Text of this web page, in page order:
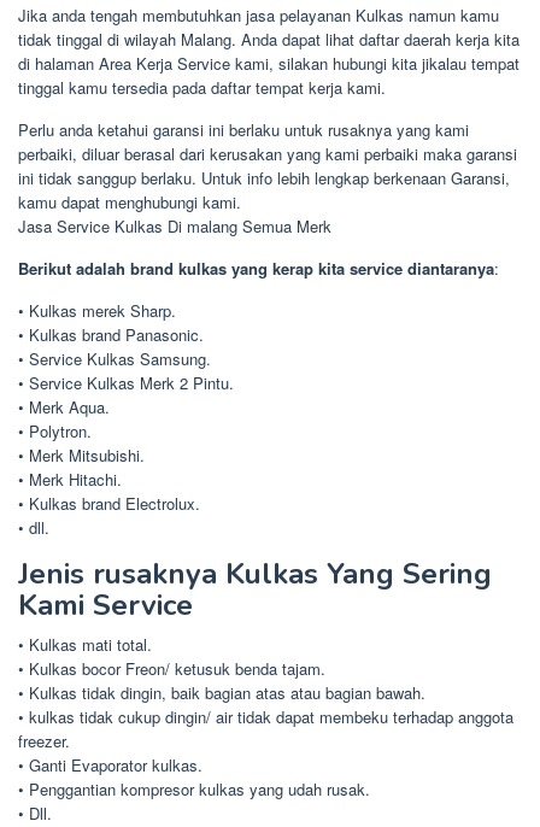
Jika anda tengah membutuhkan jasa pelayanan Kulkas namun kamu
tidak tinggal di wilayah Malang. Anda dapat lihat daftar daerah kerja kita
di halaman Area Kerja Service kami, silakan hubungi kita jikalau tempat
tinggal kamu tersedia pada daftar tempat kerja kami.
Perlu anda ketahui garansi ini berlaku untuk rusaknya yang kami
perbaiki, diluar berasal dari kerusakan yang kami perbaiki maka garansi
ini tidak sanggup berlaku. Untuk info lebih lengkap berkenaan Garansi,
kamu dapat menghubungi kami.
Jasa Service Kulkas Di malang Semua Merk
Berikut adalah brand kulkas yang kerap kita service diantaranya:
• Kulkas merek Sharp.
• Kulkas brand Panasonic.
• Service Kulkas Samsung.
• Service Kulkas Merk 2 Pintu.
• Merk Aqua.
• Polytron.
• Merk Mitsubishi.
• Merk Hitachi.
• Kulkas brand Electrolux.
• dll.
Jenis rusaknya Kulkas Yang Sering
Kami Service
• Kulkas mati total.
• Kulkas bocor Freon/ ketusuk benda tajam.
• Kulkas tidak dingin, baik bagian atas atau bagian bawah.
• kulkas tidak cukup dingin/ air tidak dapat membeku terhadap anggota
freezer.
• Ganti Evaporator kulkas.
• Penggantian kompresor kulkas yang udah rusak.
• Dll.